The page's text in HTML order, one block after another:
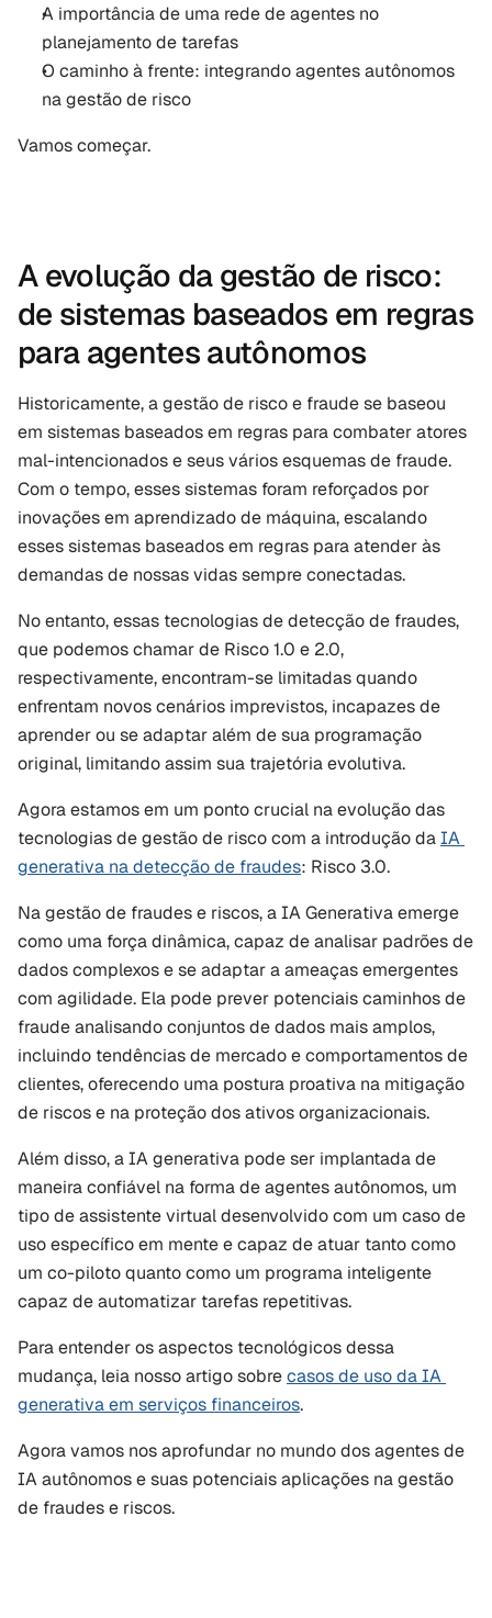
A importância de uma rede de agentes no
planejamento de tarefas
O caminho à frente: integrando agentes autônomos
na gestão de risco
Vamos começar.
A evolução da gestão de risco:
de sistemas baseados em regras
para agentes autônomos
Historicamente, a gestão de risco e fraude se baseou
em sistemas baseados em regras para combater atores
mal-intencionados e seus vários esquemas de fraude.
Com o tempo, esses sistemas foram reforçados por
inovações em aprendizado de máquina, escalando
esses sistemas baseados em regras para atender às
demandas de nossas vidas sempre conectadas.
No entanto, essas tecnologias de detecção de fraudes,
que podemos chamar de Risco 1.0 e 2.0,
respectivamente, encontram-se limitadas quando
enfrentam novos cenários imprevistos, incapazes de
aprender ou se adaptar além de sua programação
original, limitando assim sua trajetória evolutiva.
Agora estamos em um ponto crucial na evolução das
tecnologias de gestão de risco com a introdução da IA
generativa na detecção de fraudes: Risco 3.0.
Na gestão de fraudes e riscos, a IA Generativa emerge
como uma força dinâmica, capaz de analisar padrões de
dados complexos e se adaptar a ameaças emergentes
com agilidade. Ela pode prever potenciais caminhos de
fraude analisando conjuntos de dados mais amplos,
incluindo tendências de mercado e comportamentos de
clientes, oferecendo uma postura proativa na mitigação
de riscos e na proteção dos ativos organizacionais.
Além disso, a IA generativa pode ser implantada de
maneira confiável na forma de agentes autônomos, um
tipo de assistente virtual desenvolvido com um caso de
uso específico em mente e capaz de atuar tanto como
um co-piloto quanto como um programa inteligente
capaz de automatizar tarefas repetitivas.
Para entender os aspectos tecnológicos dessa
mudança, leia nosso artigo sobre casos de uso da IA
generativa em serviços financeiros.
Agora vamos nos aprofundar no mundo dos agentes de
IA autônomos e suas potenciais aplicações na gestão
de fraudes e riscos.